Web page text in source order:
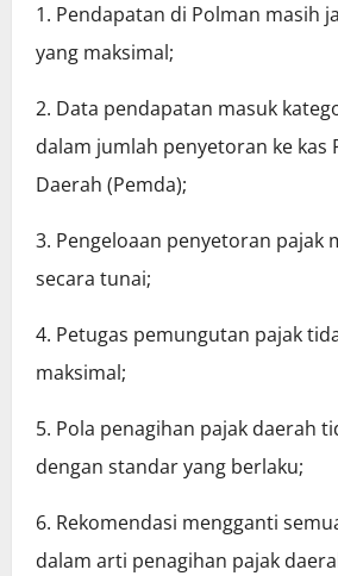
1. Pendapatan di Polman masih
yang maksimal;
2. Data pendapatan masuk
dalam jumlah penyetoran ke kas
Daerah (Pemda);
3. Pengeloaan penyetoran pajak
secara tunai;
4. Petugas pemungutan pajak
maksimal;
5. Pola penagihan pajak daerah
dengan standar yang berlaku;
6. Rekomendasi mengganti
dalam arti penagihan pajak